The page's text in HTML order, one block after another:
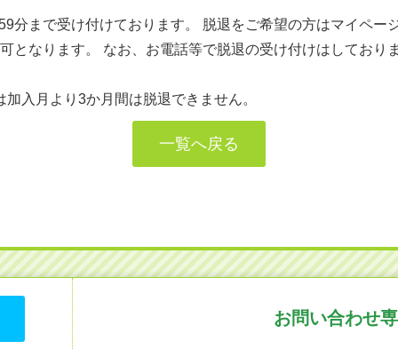
分まで受け付けております。 脱退をご希望の方はマイペー
となります。 なお、お電話等で脱退の受け付けはしており
入月より3か月間は脱退できません。
一覧へ戻る
お問い合わせ